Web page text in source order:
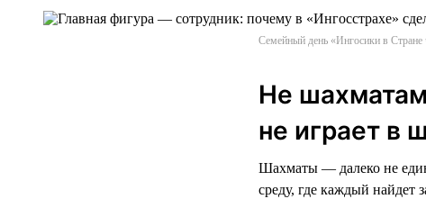
Семейный день «Ингосики в Стране
Не
не играет в
Шахматы — далеко не
среду, где каждый найдет